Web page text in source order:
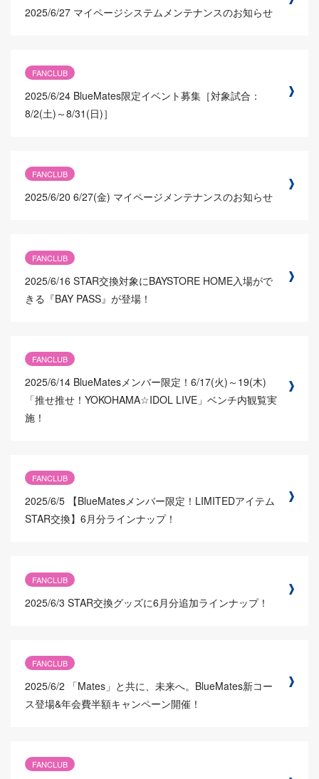
2025/6/27 マイページシステムメンテナンスのお知らせ
FANCLUB
2025/6/24 BlueMates限定イベント募集［対象試合：
8/2(土)～8/31(日)］
FANCLUB
2025/6/20 6/27(金) マイページメンテナンスのお知らせ
FANCLUB
2025/6/16 STAR交換対象にBAYSTORE HOME入場がで
きる『BAY PASS』が登場！
FANCLUB
2025/6/14 BlueMatesメンバー限定！6/17(火)～19(木)
「推せ推せ！YOKOHAMA☆IDOL LIVE」ベンチ内観覧実
施！
FANCLUB
2025/6/5 【BlueMatesメンバー限定！LIMITEDアイテム
STAR交換】6月分ラインナップ！
FANCLUB
2025/6/3 STAR交換グッズに6月分追加ラインナップ！
FANCLUB
2025/6/2
「Mates」と共に、未来へ。BlueMates新コー
ス登場&年会費半額キャンペーン開催！
FANCLUB